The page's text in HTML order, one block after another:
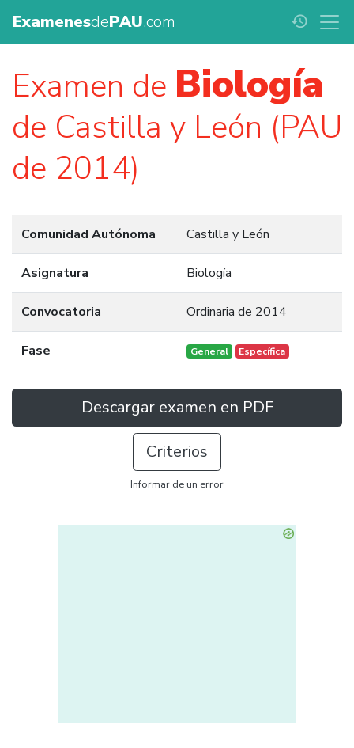
ExamenesdePAU.com history
Examen de Biología
de Castilla y León (PAU
de 2014)
Comunidad Autónoma Castilla y León
Asignatura Biología
Convocatoria Ordinaria de 2014
Fase General Específica
Descargar examen en PDF
Criterios
Informar de un error